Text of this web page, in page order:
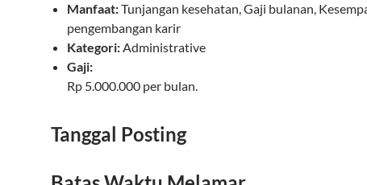
Manfaat:Tunjangan kesehatan, Gaji bulanan,
pengembangan karir
Kategori:Administrative
Gaji:
Rp 5.000.000 per bulan.
Tanggal Posting